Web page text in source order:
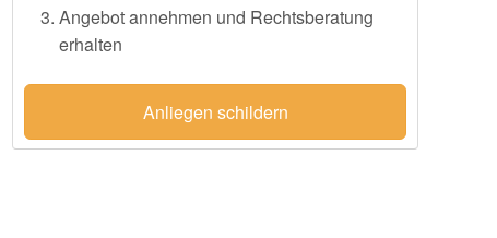
Angebot annehmen und Rechtsberatung
erhalten
Anliegen schildern